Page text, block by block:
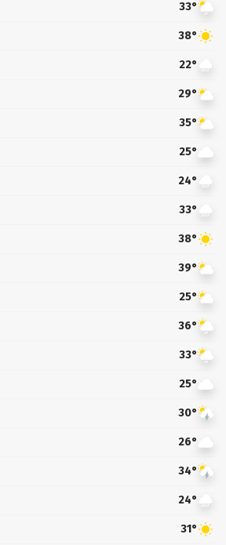
33°
38°
22°
29°
35°
25°
24°
33°
38°
39°
25°
36°
33°
25°
30°
26°
34°
24°
31°